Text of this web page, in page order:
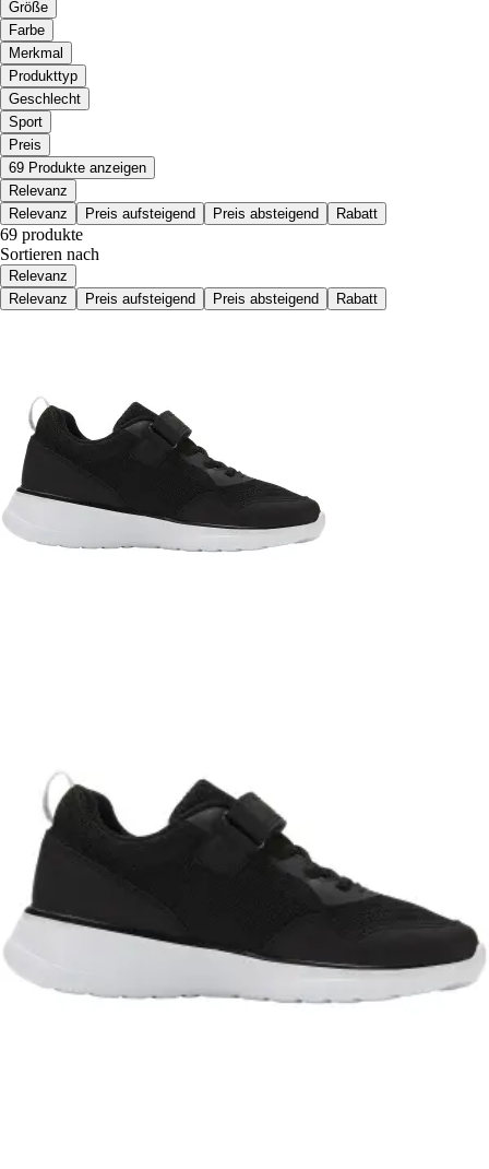
Größe
Farbe
Merkmal
Produkttyp
Geschlecht
Sport
Preis
69 Produkte anzeigen
Relevanz
Relevanz
Preis aufsteigend Preis absteigend Rabatt
69 produkte
Sortieren nach
Relevanz
Relevanz
Preis aufsteigend Preis absteigend Rabatt